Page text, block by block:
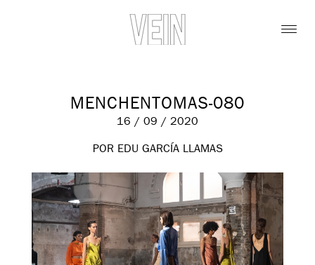
MENCHENTOMAS-080
16 / 09 / 2020
POR EDU GARCÍA LLAMAS